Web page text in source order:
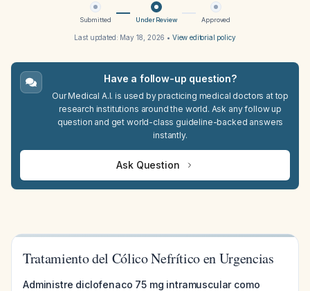
Submitted Under Review Approved
Last updated: May 18, 2026 • View editorial policy
Have a follow-up question?
Our Medical A.I. is used by practicing medical doctors at top
research institutions around the world. Ask any follow up
question and get world-class guideline-backed answers
instantly.
Ask Question
Tratamiento del Cólico Nefrítico en Urgencias
Administre diclofenaco 75 mg intramuscular como